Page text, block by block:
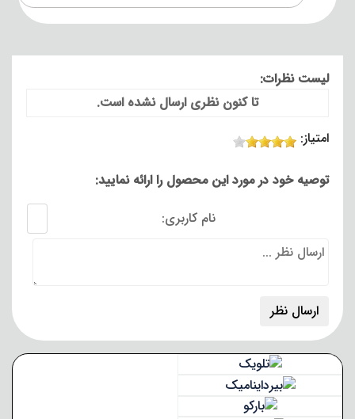
لیست نظرات:
تا کنون نظری ارسال نشده است.
امتیاز:
توصیه خود در مورد این محصول را ارائه نمایید:
نام کاربری: